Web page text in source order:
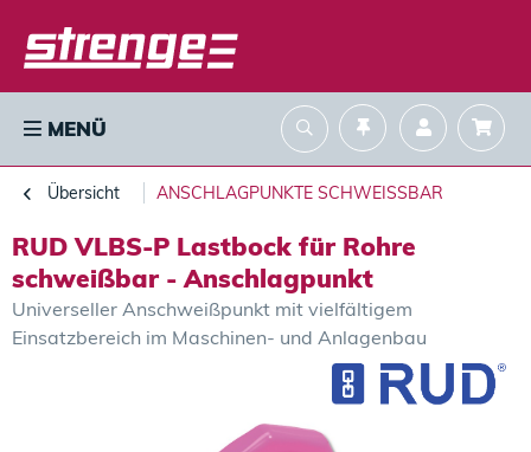
MENÜ
Übersicht ANSCHLAGPUNKTE SCHWEISSBAR
RUD VLBS-P Lastbock für Rohre
schweißbar - Anschlagpunkt
Universeller Anschweißpunkt mit vielfältigem
Einsatzbereich im Maschinen- und Anlagenbau